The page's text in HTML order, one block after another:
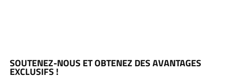
SOUTENEZ-NOUS ET OBTENEZ DES AVANTAGES
EXCLUSIFS !